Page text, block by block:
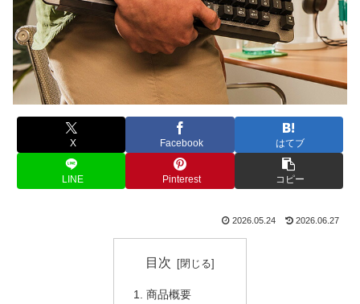
X Facebook はてブ
LINE Pinterest コピー
2026.05.24 2026.06.27
目次
商品概要